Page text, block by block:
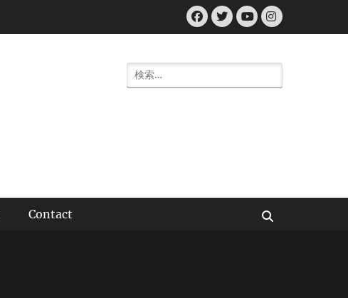
Facebook
Twitter
YouTube
Instagram
検
索:
Contact